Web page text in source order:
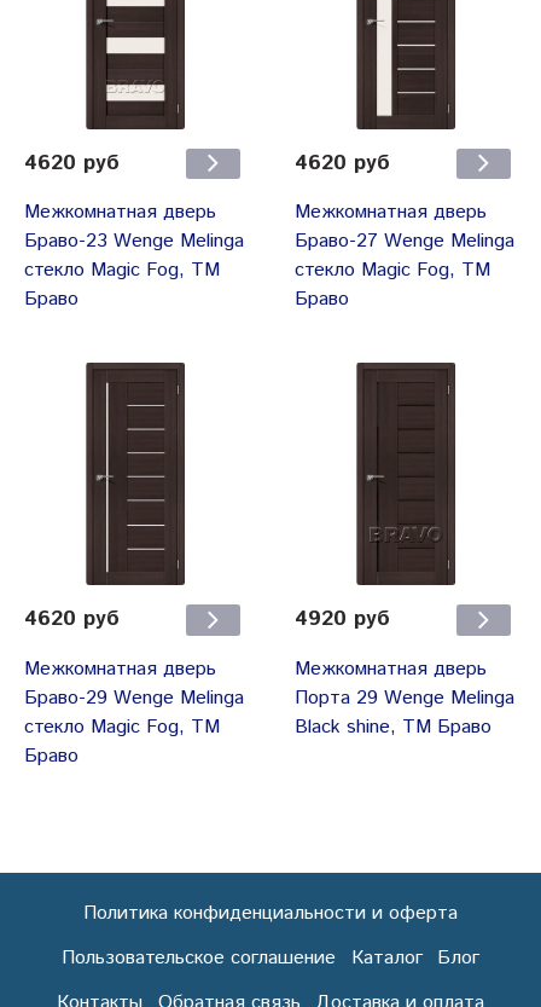
4620 руб
Межкомнатная дверь
Браво-23 Wenge Melinga
cтекло Magic Fog, ТМ
Браво
4620 руб
Межкомнатная дверь
Браво-27 Wenge Melinga
cтекло Magic Fog, ТМ
Браво
4620 руб
Межкомнатная дверь
Браво-29 Wenge Меlinga
cтекло Magic Fog, ТМ
Браво
4920 руб
Межкомнатная дверь
Порта 29 Wenge Melinga
Black shine, ТМ Браво
Политика конфиденциальности и оферта
Пользовательское соглашение
Каталог Блог